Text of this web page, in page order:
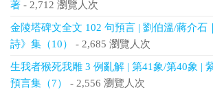
著 - 2,712 瀏覽人次
金陵塔碑文全文 102 句預言 | 劉伯溫/蔣介石
詩》集（10）
- 2,685 瀏覽人次
生我者猴死我雕 3 例亂解 | 第41象/第40象 |
預言集（7）
- 2,556 瀏覽人次